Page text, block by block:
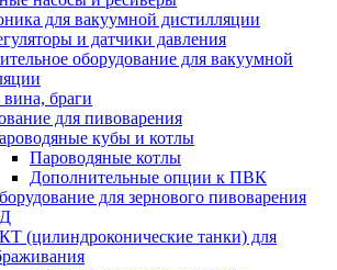
для вакуумной дистилляции
и датчики давления
оборудование для вакуумной
браги
для пивоварения
кубы и котлы
Пароводяные котлы
Дополнительные опции к ПВК
для зернового пивоварения
(цилиндроконические танки) для